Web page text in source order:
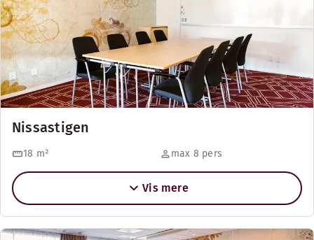
Nissastigen
18 m² max 8 pers
Vis mere